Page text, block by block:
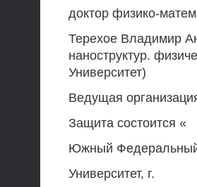
доктор физико-
Терехое Владимир
наноструктур.
Университет)
Ведущая
Защита состоится «
Южный
Университет, г.